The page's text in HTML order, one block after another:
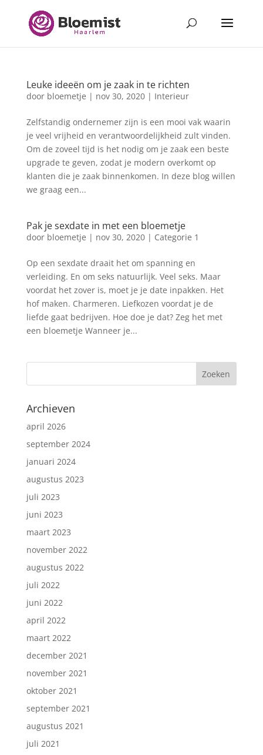
Leuke ideeën om je zaak in te richten
door bloemetje | nov 30, 2020| Interieur
Zelfstandig ondernemer zijn is een mooi vak waarin
je veel vrijheid en verantwoordelijkheid zult vinden.
Om de zoveel tijd is het nodig om je zaak een beste
upgrade te geven, zodat je modern overkomt op
klanten die je zaak binnenkomen. In deze blog willen
we graag een...
Pak je sexdate in met een bloemetje
door bloemetje | nov 30, 2020| Categorie 1
Op een sexdate draait het om spanning en
verleiding. En om seks natuurlijk. Veel seks. Maar
voordat het zover is, moet je je date inpakken. Het
hof maken. Charmeren. Liefkozen voordat je de
liefde gaat bedrijven. Hoe doe je dat? Zeg het met
een bloemetje Wanneer je...
Archieven
april 2026
september 2024
januari 2024
augustus 2023
juli 2023
juni 2023
maart 2023
november 2022
augustus 2022
juli 2022
juni 2022
april 2022
maart 2022
december 2021
november 2021
oktober 2021
september 2021
augustus 2021
juli 2021